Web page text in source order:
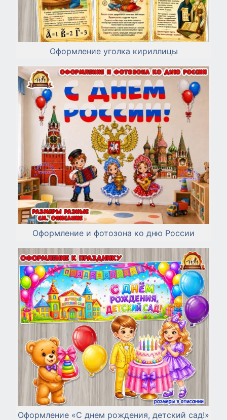
Оформление уголка кириллицы
Оформление и фотозона ко дню России
Оформление «С днем рождения, детский сад!»